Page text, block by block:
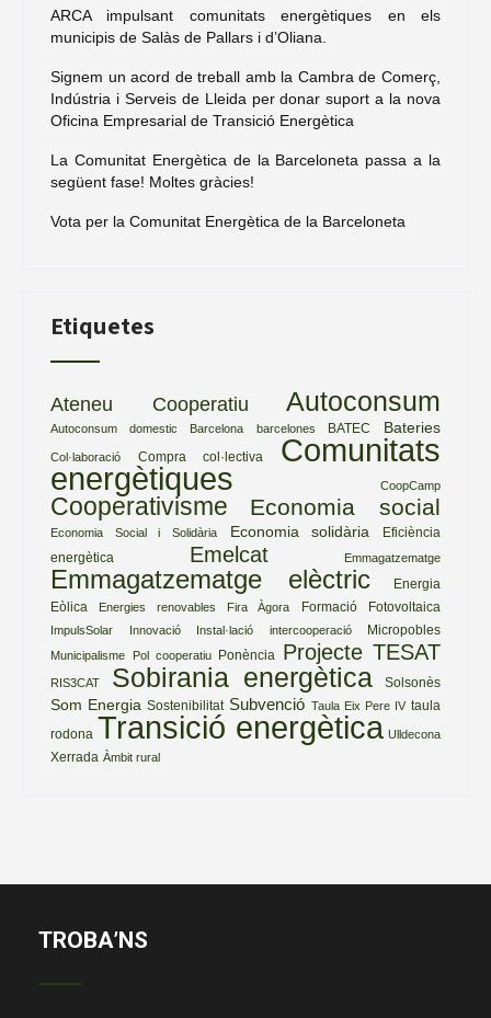
ARCA impulsant comunitats energètiques en els
municipis de Salàs de Pallars i d’Oliana.
Signem un acord de treball amb la Cambra de Comerç,
Indústria i Serveis de Lleida per donar suport a la nova
Oficina Empresarial de Transició Energètica
La Comunitat Energètica de la Barceloneta passa a la
següent fase! Moltes gràcies!
Vota per la Comunitat Energètica de la Barceloneta
Etiquetes
Ateneu Cooperatiu Autoconsum
Autoconsum domestic Barcelona barcelones BATEC Bateries
Col·laboració Compra col·lectiva Comunitats
energètiques CoopCamp
Cooperativisme Economia social
Economia Social i Solidària Economia solidària
Eficiència
energètica
Emelcat Emmagatzematge
Emmagatzematge elèctric
Energia
Eòlica
Energies renovables Fira Àgora Formació Fotovoltaica
ImpulsSolar Innovació Instal·lació intercooperació Micropobles
Municipalisme Pol cooperatiu Ponència Projecte TESAT
RIS3CAT Sobirania energètica Solsonès
Som Energia Sostenibilitat Subvenció Taula Eix Pere IV taula
rodona Transició energètica Ulldecona
Xerrada Àmbit rural
TROBA’NS